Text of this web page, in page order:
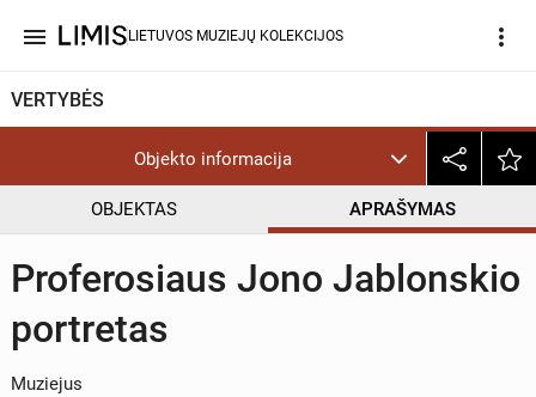
menu LIETUVOS MUZIEJŲ KOLEKCIJOS more_vert
VERTYBĖS
Objekto informacija
OBJEKTAS APRAŠYMAS
Proferosiaus Jono Jablonskio
portretas
Muziejus